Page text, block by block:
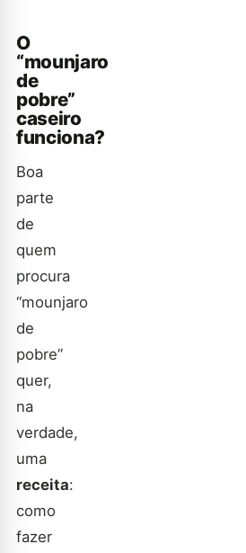
O
“mounjaro
de
pobre”
caseiro
funciona?
Boa
parte
de
quem
procura
“mounjaro
de
pobre”
quer,
na
verdade,
uma
receita:
como
fazer